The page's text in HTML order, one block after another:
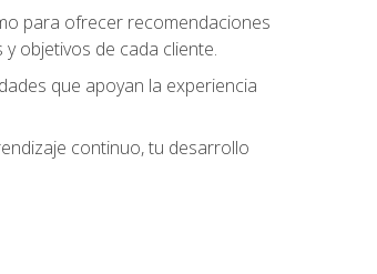
para ofrecer recomendaciones
objetivos de cada cliente.
que apoyan la experiencia
continuo, tu desarrollo